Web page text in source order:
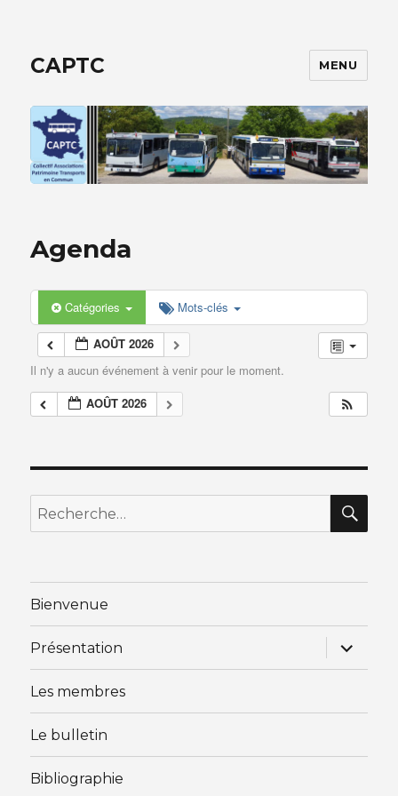
CAPTC MENU
Agenda
Catégories Mots-clés
AOÛT 2026
Il n'y a aucun événement à venir pour le moment.
AOÛT 2026
Recherche
pour
Bienvenue
Présentation
ouvrir
le
sous-
Les membres
Le bulletin
Bibliographie